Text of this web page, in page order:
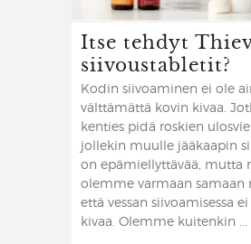
Itse tehdyt
siivoustabletit?
Kodin siivoaminen ei ole
välttämättä kovin kivaa.
kenties pidä roskien
jollekin muulle jääkaapin
on epämiellyttävää, mutta
olemme varmaan samaan
että vessan siivoamisessa
kivaa. Olemme kuitenkin ...